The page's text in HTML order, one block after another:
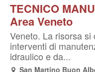
TECNICO
Area Veneto
Veneto. La risorsa
interventi di
idraulico e da...
San Martino Buon